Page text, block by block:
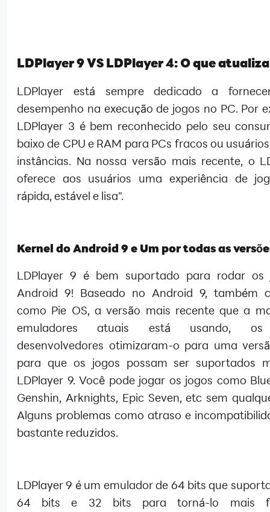
LDPlayer 9 VS LDPlayer 4: O que
LDPlayer está sempre dedicado a
desempenho na execução de jogos no PC. Por
LDPlayer 3 é bem reconhecido pelo seu
baixo de CPU e RAM para PCs fracos ou
instâncias. Na nossa versão mais recente, o
oferece aos usuários uma experiência de
rápida, estável e lisa".
Kernel do Android 9 e Um por todas as
LDPlayer 9 é bem suportado para rodar os
Android 9! Baseado no Android 9, também
como Pie OS, a versão mais recente que a
emuladores atuais está usando, os
desenvolvedores otimizaram-o para uma
para que os jogos possam ser suportados
LDPlayer 9. Você pode jogar os jogos como
Genshin, Arknights, Epic Seven, etc sem
Alguns problemas como atraso e
bastante reduzidos.
LDPlayer 9 é um emulador de 64 bits que
64 bits e 32 bits para torná-lo mais